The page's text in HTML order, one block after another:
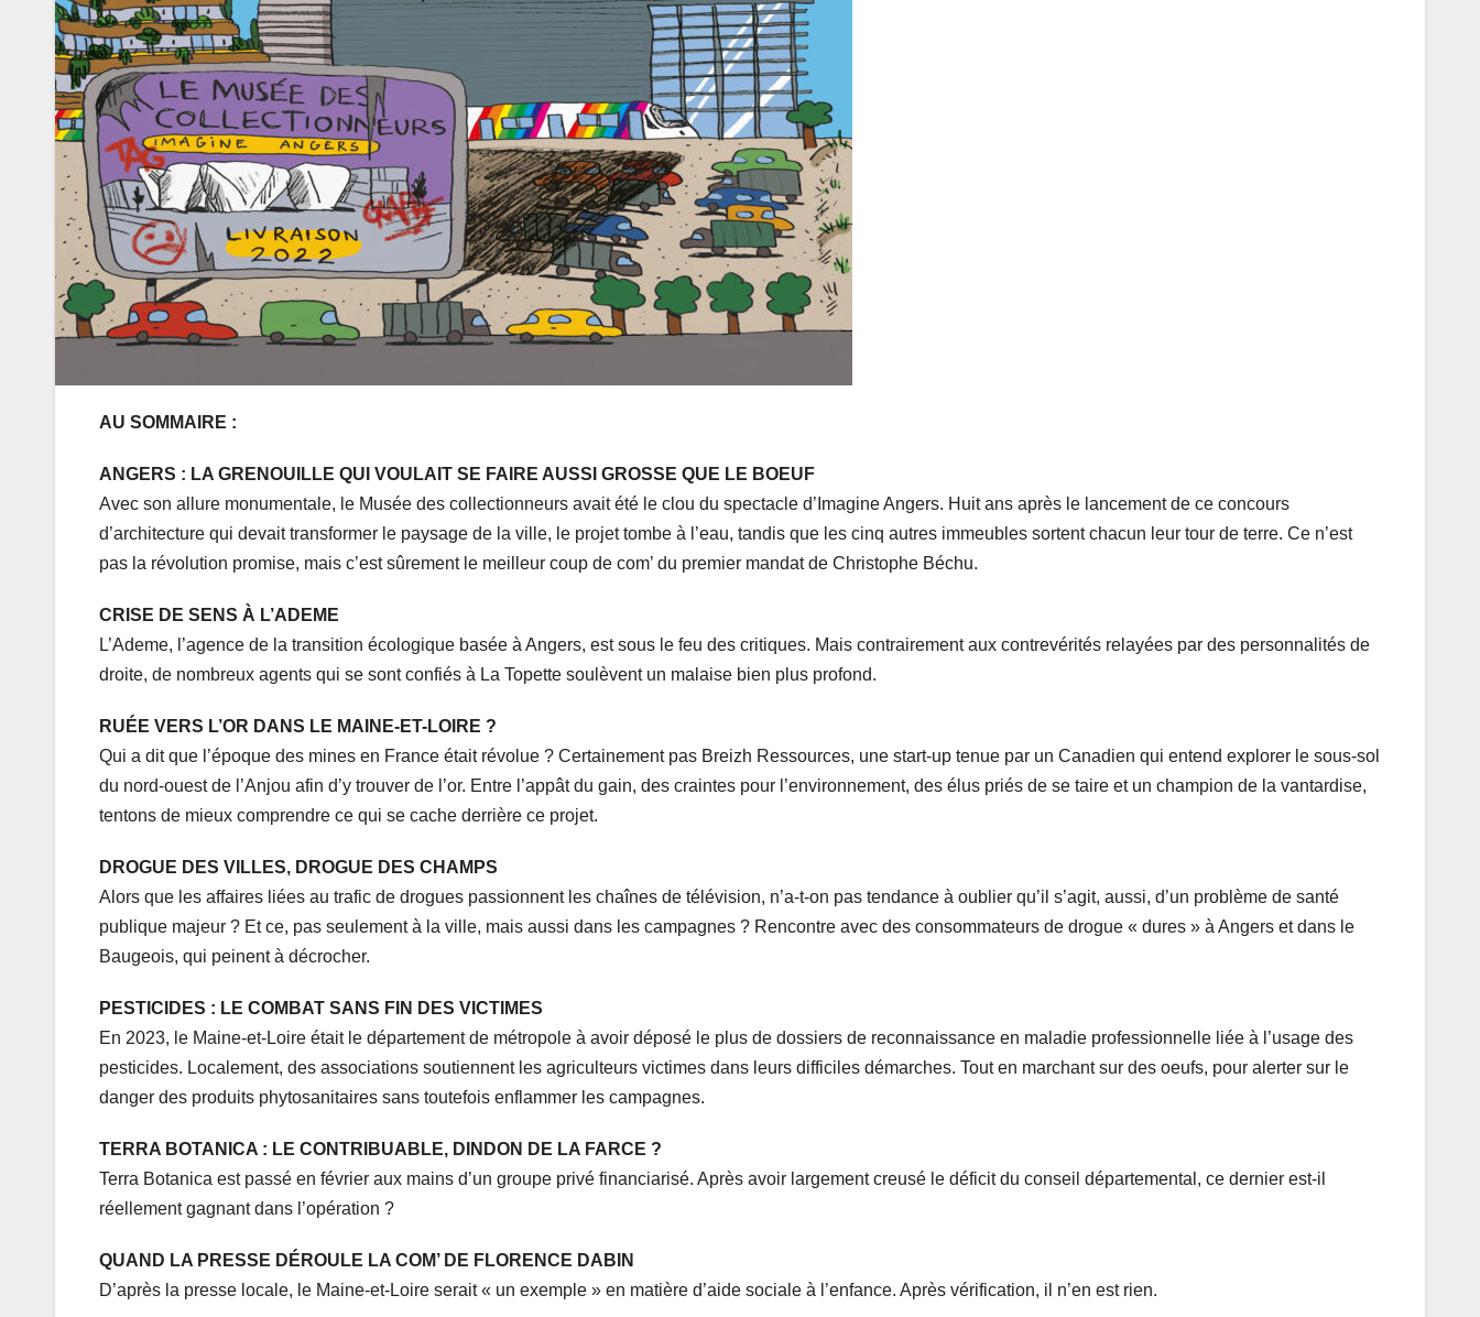
AU SOMMAIRE :
ANGERS : LA GRENOUILLE QUI VOULAIT SE FAIRE AUSSI GROSSE QUE LE BOEUF
Avec son allure monumentale, le Musée des collectionneurs avait été le clou du spectacle d’Imagine Angers. Huit ans après le lancement de ce concours
d’architecture qui devait transformer le paysage de la ville, le projet tombe à l’eau, tandis que les cinq autres immeubles sortent chacun leur tour de terre. Ce n’est
pas la révolution promise, mais c’est sûrement le meilleur coup de com’ du premier mandat de Christophe Béchu.
CRISE DE SENS À L’ADEME
L’Ademe, l’agence de la transition écologique basée à Angers, est sous le feu des critiques. Mais contrairement aux contrevérités relayées par des personnalités de
droite, de nombreux agents qui se sont confiés à La Topette soulèvent un malaise bien plus profond.
RUÉE VERS L’OR DANS LE MAINE-ET-LOIRE ?
Qui a dit que l’époque des mines en France était révolue ? Certainement pas Breizh Ressources, une start-up tenue par un Canadien qui entend explorer le sous-sol
du nord-ouest de l’Anjou afin d’y trouver de l’or. Entre l’appât du gain, des craintes pour l’environnement, des élus priés de se taire et un champion de la vantardise,
tentons de mieux comprendre ce qui se cache derrière ce projet.
DROGUE DES VILLES, DROGUE DES CHAMPS
Alors que les affaires liées au trafic de drogues passionnent les chaînes de télévision, n’a-t-on pas tendance à oublier qu’il s’agit, aussi, d’un problème de santé
publique majeur ? Et ce, pas seulement à la ville, mais aussi dans les campagnes ? Rencontre avec des consommateurs de drogue « dures » à Angers et dans le
Baugeois, qui peinent à décrocher.
PESTICIDES : LE COMBAT SANS FIN DES VICTIMES
En 2023, le Maine-et-Loire était le département de métropole à avoir déposé le plus de dossiers de reconnaissance en maladie professionnelle liée à l’usage des
pesticides. Localement, des associations soutiennent les agriculteurs victimes dans leurs difficiles démarches. Tout en marchant sur des oeufs, pour alerter sur le
danger des produits phytosanitaires sans toutefois enflammer les campagnes.
TERRA BOTANICA : LE CONTRIBUABLE, DINDON DE LA FARCE ?
Terra Botanica est passé en février aux mains d’un groupe privé financiarisé. Après avoir largement creusé le déficit du conseil départemental, ce dernier est-il
réellement gagnant dans l’opération ?
QUAND LA PRESSE DÉROULE LA COM’ DE FLORENCE DABIN
D’après la presse locale, le Maine-et-Loire serait « un exemple » en matière d’aide sociale à l’enfance. Après vérification, il n’en est rien.